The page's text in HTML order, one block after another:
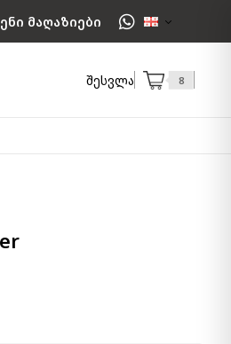
მაღაზიები
შესვლა 8